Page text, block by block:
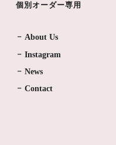
個別オーダー専用
About Us
Instagram
News
Contact